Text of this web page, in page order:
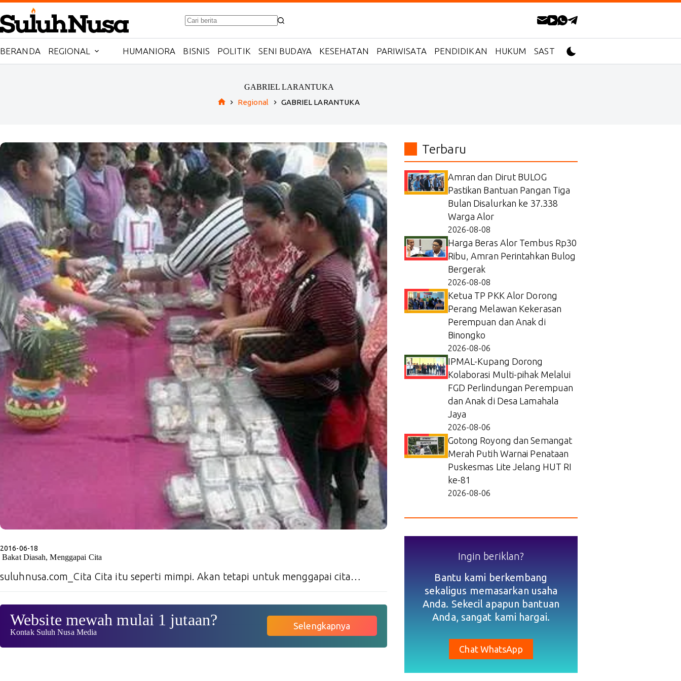
Skip
to
content
No
BERANDA REGIONAL HUMANIORA BISNIS POLITIK SENI BUDAYA KESEHATAN PARIWISATA PENDIDIKAN HUKUM SASTRA
GABRIEL LARANTUKA
Regional GABRIEL LARANTUKA
2016-06-18
​​ Bakat Diasah, Menggapai Cita
suluhnusa.com_Cita Cita itu seperti mimpi. Akan tetapi untuk menggapai cita…
Website mewah mulai 1 jutaan?
Kontak Suluh Nusa Media
Selengkapnya
Terbaru
Amran dan Dirut BULOG
Pastikan Bantuan Pangan Tiga
Bulan Disalurkan ke 37.338
Warga Alor
2026-08-08
Harga Beras Alor Tembus Rp30
Ribu, Amran Perintahkan Bulog
Bergerak
2026-08-08
Ketua TP PKK Alor Dorong
Perang Melawan Kekerasan
Perempuan dan Anak di
Binongko
2026-08-06
IPMAL-Kupang Dorong
Kolaborasi Multi-pihak Melalui
FGD Perlindungan Perempuan
dan Anak di Desa Lamahala
Jaya
2026-08-06
Gotong Royong dan Semangat
Merah Putih Warnai Penataan
Puskesmas Lite Jelang HUT RI
ke-81
2026-08-06
Ingin beriklan?
Bantu kami berkembang
sekaligus memasarkan usaha
Anda. Sekecil apapun bantuan
Anda, sangat kami hargai.
Chat WhatsApp